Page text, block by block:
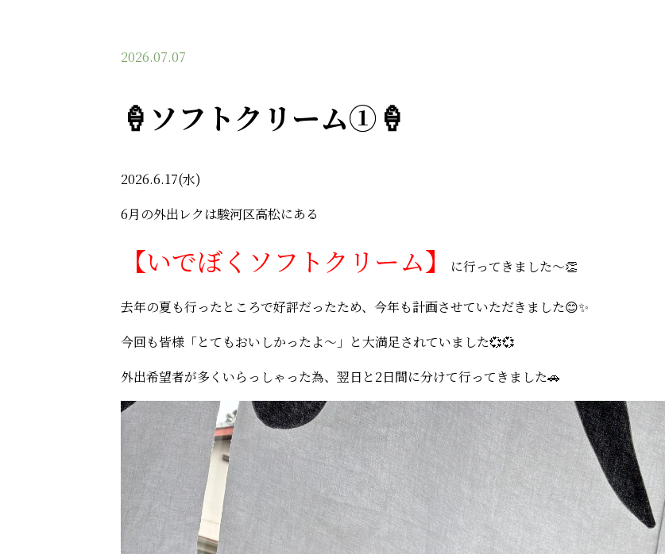
2026.07.07
🍦ソフトクリーム①🍦
2026.6.17(水)
6月の外出レクは駿河区高松にある
【いでぼくソフトクリーム】 に行ってきました～👏
去年の夏も行ったところで好評だったため、今年も計画させていただきました😊✨
今回も皆様「とてもおいしかったよ～」と大満足されていました💞💞
外出希望者が多くいらっしゃった為、翌日と2日間に分けて行ってきました🚗